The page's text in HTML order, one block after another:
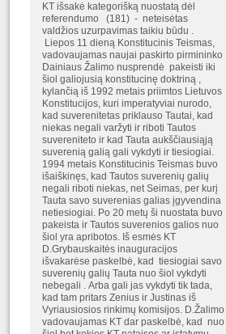
KT išsakė kategorišką nuostatą dėl
referendumo (181) - neteisėtas
valdžios uzurpavimas taikiu būdu .
Liepos 11 dieną Konstitucinis Teismas,
vadovaujamas naujai paskirto pirmininko
Dainiaus Žalimo nusprendė pakeisti iki
šiol galiojusią konstitucinę doktriną ,
kylančią iš 1992 metais priimtos Lietuvos
Konstitucijos, kuri imperatyviai nurodo,
kad suverenitetas priklauso Tautai, kad
niekas negali varžyti ir riboti Tautos
suvereniteto ir kad Tauta aukščiausiąją
suverenią galią gali vykdyti ir tiesiogiai.
1994 metais Konstitucinis Teismas buvo
išaiškinęs, kad Tautos suverenių galių
negali riboti niekas, net Seimas, per kurį
Tauta savo suverenias galias įgyvendina
netiesiogiai. Po 20 metų ši nuostata buvo
pakeista ir Tautos suverenios galios nuo
šiol yra apribotos. Iš esmės KT
D.Grybauskaitės inauguracijos
išvakarėse paskelbė, kad tiesiogiai savo
suverenių galių Tauta nuo šiol vykdyti
nebegali . Arba gali jas vykdyti tik tada,
kad tam pritars Zenius ir Justinas iš
Vyriausiosios rinkimų komisijos. D.Žalimo
vadovaujamas KT dar paskelbė, kad nuo